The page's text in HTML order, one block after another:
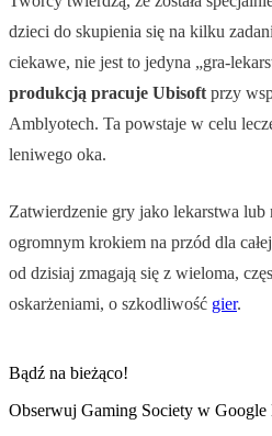
dzieci do skupienia się na kilku
ciekawe, nie jest to jedyna „gra-
produkcją pracuje Ubisoft przy
Amblyotech. Ta powstaje w celu
leniwego oka.
Zatwierdzenie gry jako lekarstwa lub
ogromnym krokiem na przód dla
od dzisiaj zmagają się z wieloma,
oskarżeniami, o szkodliwość gier.
Bądź na bieżąco!
Obserwuj Gaming Society w Google